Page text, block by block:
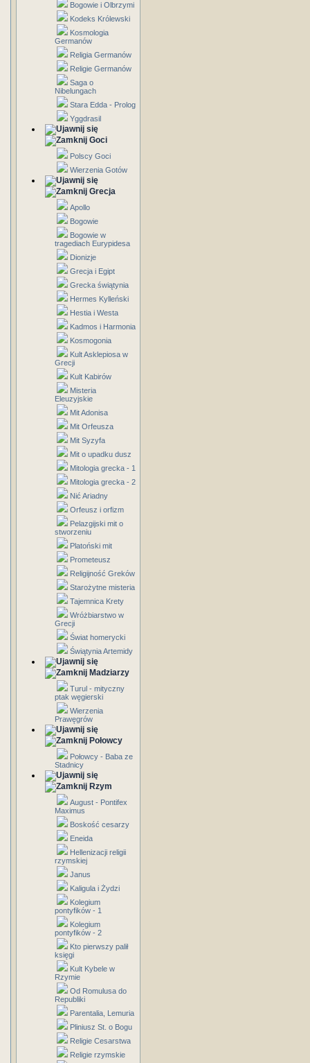
Bogowie i Olbrzymi
Kodeks Królewski
Kosmologia
Germanów
Religia Germanów
Religie Germanów
Saga o
Nibelungach
Stara Edda - Prolog
Yggdrasil
Goci
Polscy Goci
Wierzenia Gotów
Grecja
Apollo
Bogowie
Bogowie w
tragediach Eurypidesa
Dionizje
Grecja i Egipt
Grecka świątynia
Hermes Kylleński
Hestia i Westa
Kadmos i Harmonia
Kosmogonia
Kult Asklepiosa w
Grecji
Kult Kabirów
Misteria
Eleuzyjskie
Mit Adonisa
Mit Orfeusza
Mit Syzyfa
Mit o upadku dusz
Mitologia grecka - 1
Mitologia grecka - 2
Nić Ariadny
Orfeusz i orfizm
Pelazgijski mit o
stworzeniu
Platoński mit
Prometeusz
Religijność Greków
Starożytne misteria
Tajemnica Krety
Wróżbiarstwo w
Grecji
Świat homerycki
Świątynia Artemidy
Madziarzy
Turul - mityczny
ptak węgierski
Wierzenia
Prawęgrów
Połowcy
Połowcy - Baba ze
Stadnicy
Rzym
August - Pontifex
Maximus
Boskość cesarzy
Eneida
Hellenizacji religii
rzymskiej
Janus
Kaligula i Żydzi
Kolegium
pontyfików - 1
Kolegium
pontyfików - 2
Kto pierwszy palił
księgi
Kult Kybele w
Rzymie
Od Romulusa do
Republiki
Parentalia, Lemuria
Pliniusz St. o Bogu
Religie Cesarstwa
Religie rzymskie